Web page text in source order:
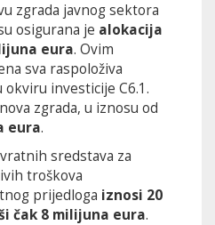
zgrada javnog sektora
osigurana je alokacija
eura. Ovim
sva raspoloživa
okviru investicije C6.1.
zgrada, u iznosu od
eura.
sredstava za
troškova
prijedloga iznosi 20
čak 8 milijuna eura.